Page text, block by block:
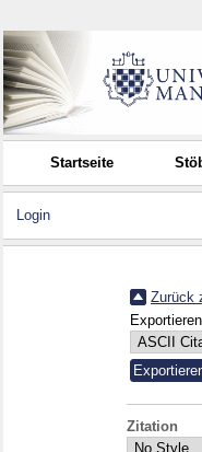
Startseite
Login
Zurück
Zitation